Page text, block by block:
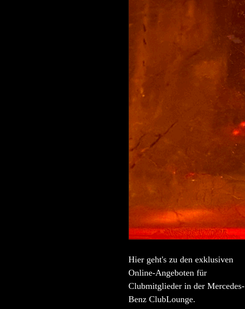
Hier geht's zu den exklusiven
Online-Angeboten für
Clubmitglieder in der Mercedes-
Benz ClubLounge.